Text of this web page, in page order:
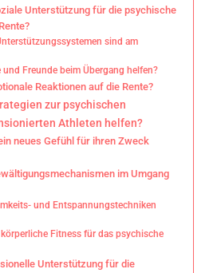
Unterstützung für die psychische
sind am
und Freunde beim Übergang helfen?
Reaktionen auf die Rente?
zur psychischen
Athleten helfen?
neues Gefühl für ihren Zweck
im Umgang
und Entspannungstechniken
Fitness für das psychische
Unterstützung für die